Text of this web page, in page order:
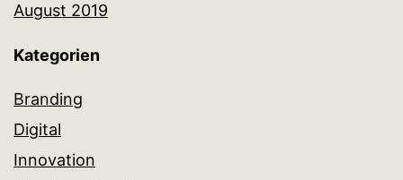
August 2019
Kategorien
Branding
Digital
Innovation